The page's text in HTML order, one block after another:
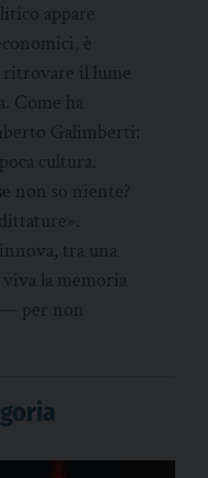
appare
è
ritrovare il lume
Come ha
Galimberti:
cultura.
non so niente?
tra una
la memoria
per non